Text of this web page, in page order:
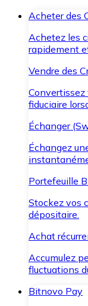
Acheter des
Achetez les
rapidement
Vendre des
fiduciaire
Échanger
Échangez
Portefeuille
Stockez vos
dépositaire.
Achat
Accumulez
fluctuations
Bitnovo Pay